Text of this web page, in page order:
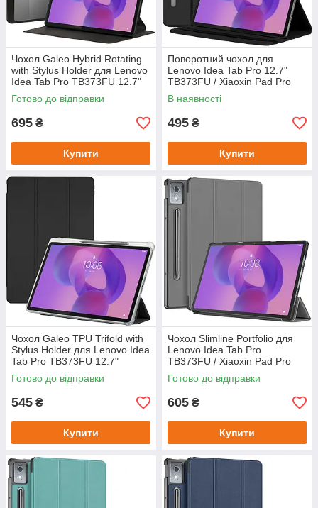
Чохол Galeo Hybrid Rotating
with Stylus Holder для Lenovo
Idea Tab Pro TB373FU 12.7"
(2025) Black
Готово до відправки
695 ₴
Купити
Поворотний чохол для
Lenovo Idea Tab Pro 12.7"
TB373FU / Xiaoxin Pad Pro
2025 Black
В наявності
495 ₴
Купити
Чохол Galeo TPU Trifold with
Stylus Holder для Lenovo Idea
Tab Pro TB373FU 12.7"
(2025) / Tab P12 TB370FU
Black
Готово до відправки
545 ₴
Купити
Чохол Slimline Portfolio для
Lenovo Idea Tab Pro
TB373FU / Xiaoxin Pad Pro
12.7" (2025) Grey
Готово до відправки
605 ₴
Купити